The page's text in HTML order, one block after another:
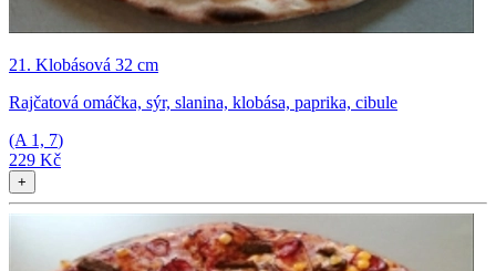
21. Klobásová 32 cm
Rajčatová omáčka, sýr, slanina, klobása, paprika, cibule
(A 1, 7)
229 Kč
+